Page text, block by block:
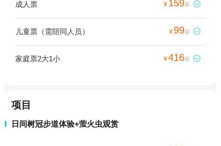
成人票 ¥ 159起 
儿童票（需陪同人员） ¥ 99起 
家庭票2大1小 ¥416起 
项目
日间树冠步道体验+萤火虫观赏